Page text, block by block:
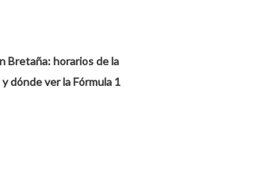
Bretaña: horarios de la
dónde ver la Fórmula 1